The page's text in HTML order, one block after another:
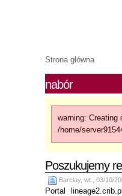
Strona główna
nabór
warning: Creating
/home/
Poszukujemy
Barclay, wt., 03/10/
Portal